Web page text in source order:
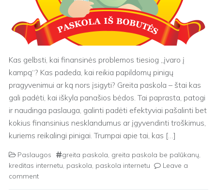
Kas gelbsti, kai finansinės problemos tiesiog „įvaro į
kampą“? Kas padeda, kai reikia papildomų pinigų
pragyvenimui ar ką nors įsigyti? Greita paskola – štai kas
gali padėti, kai iškyla panašios bėdos. Tai paprasta, patogi
ir naudinga paslauga, galinti padėti efektyviai pašalinti bet
kokius finansinius nesklandumus ar įgyvendinti troškimus,
kuriems reikalingi pinigai. Trumpai apie tai, kas […]
Paslaugos greita paskola, greita paskola be palūkanų,
kreditas internetu, paskola, paskola internetu
Leave a
comment